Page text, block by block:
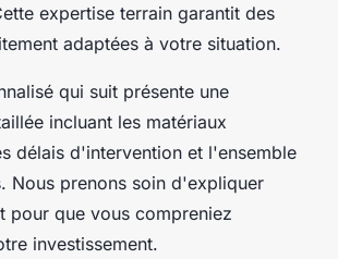
expertise terrain garantit des
adaptées à votre situation.
qui suit présente une
incluant les matériaux
délais d'intervention et l'ensemble
Nous prenons soin d'expliquer
pour que vous compreniez
investissement.